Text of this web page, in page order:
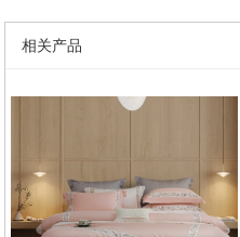
相关产品